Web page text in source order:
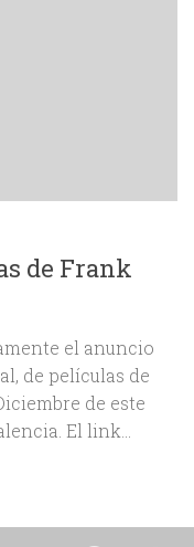
de Frank
el anuncio
de películas de
de este
El link...